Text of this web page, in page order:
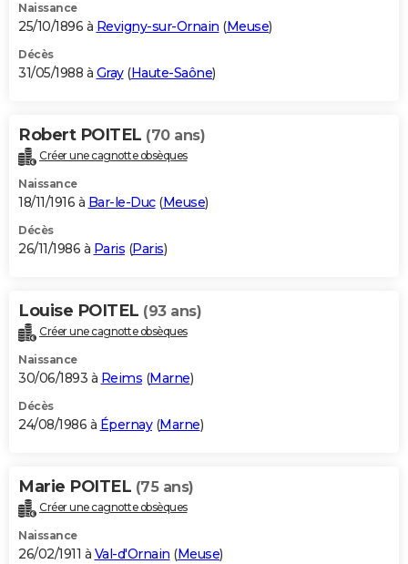
Naissance
25/10/1896 à Revigny-sur-Ornain (Meuse)
Décès
31/05/1988 à Gray(Haute-Saône)
Robert POITEL (70 ans)
Créer une cagnotte obsèques
Naissance
18/11/1916 à Bar-le-Duc(Meuse)
Décès
26/11/1986 à Paris (Paris)
Louise POITEL (93 ans)
Créer une cagnotte obsèques
Naissance
30/06/1893 à Reims (Marne)
Décès
24/08/1986 à Épernay(Marne)
Marie POITEL (75 ans)
Créer une cagnotte obsèques
Naissance
26/02/1911 à Val-d'Ornain (Meuse)